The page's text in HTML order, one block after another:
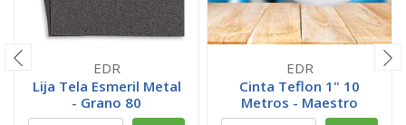
EDR
Lija Tela Esmeril Metal
- Grano 80
EDR
Cinta Teflon 1" 10
Metros - Maestro